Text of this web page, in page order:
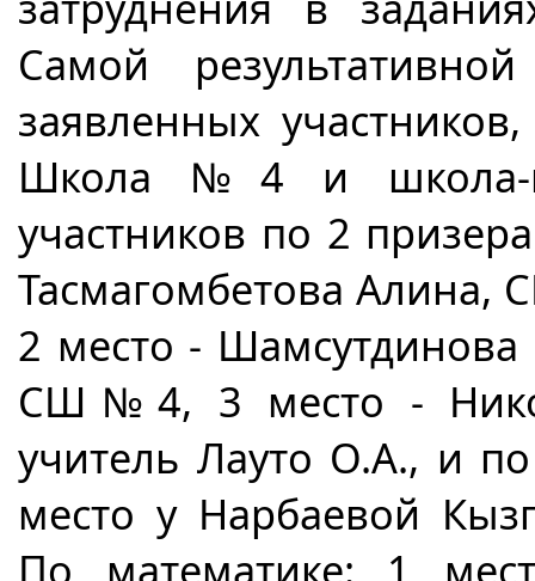
Самой
заявленных
Школа №4 и школа-
участников по 2
Тасмагомбетова
2 место -
СШ№4, 3 место -
учитель Лауто О.А., и
место у Нарбаевой
По математике: 1